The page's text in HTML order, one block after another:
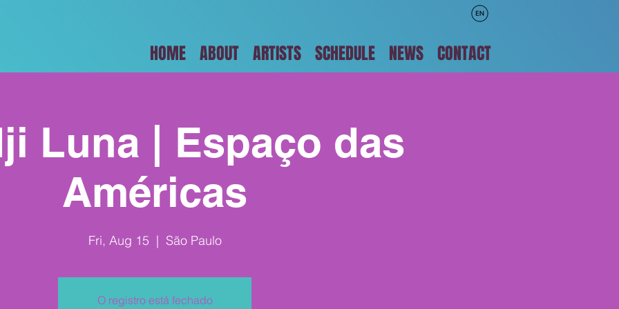
HOME ABOUT ARTISTS SCHEDULE NEWS CONTACT
Luna | Espaço das
Américas
Fri, Aug 15
  |
São Paulo
O registro está fechado